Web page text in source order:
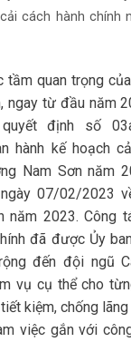
cách hành chính
tầm quan trọng
ngay từ đầu năm
định số
hành kế hoạch
Nam Sơn năm
07/02/2023
năm 2023. Công
đã được Ủy
đến đội ngũ
vụ cụ thể cho
kiệm, chống
việc gắn với